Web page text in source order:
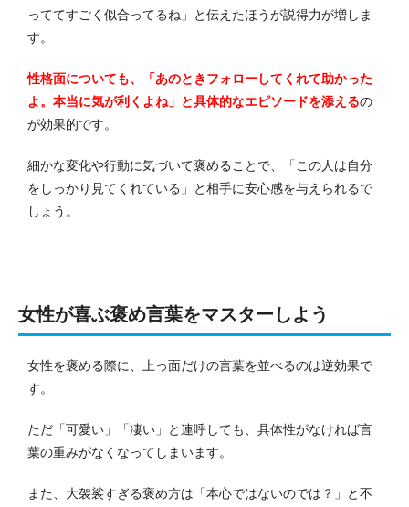
っててすごく似合ってるね」と伝えたほうが説得力が増しま
す。
性格面についても、「あのときフォローしてくれて助かった
よ。本当に気が利くよね」と具体的なエピソードを添えるの
が効果的です。
細かな変化や行動に気づいて褒めることで、「この人は自分
をしっかり見てくれている」と相手に安心感を与えられるで
しょう。
女性が喜ぶ褒め言葉をマスターしよう
女性を褒める際に、上っ面だけの言葉を並べるのは逆効果で
す。
ただ「可愛い」「凄い」と連呼しても、具体性がなければ言
葉の重みがなくなってしまいます。
また、大袈裟すぎる褒め方は「本心ではないのでは？」と不